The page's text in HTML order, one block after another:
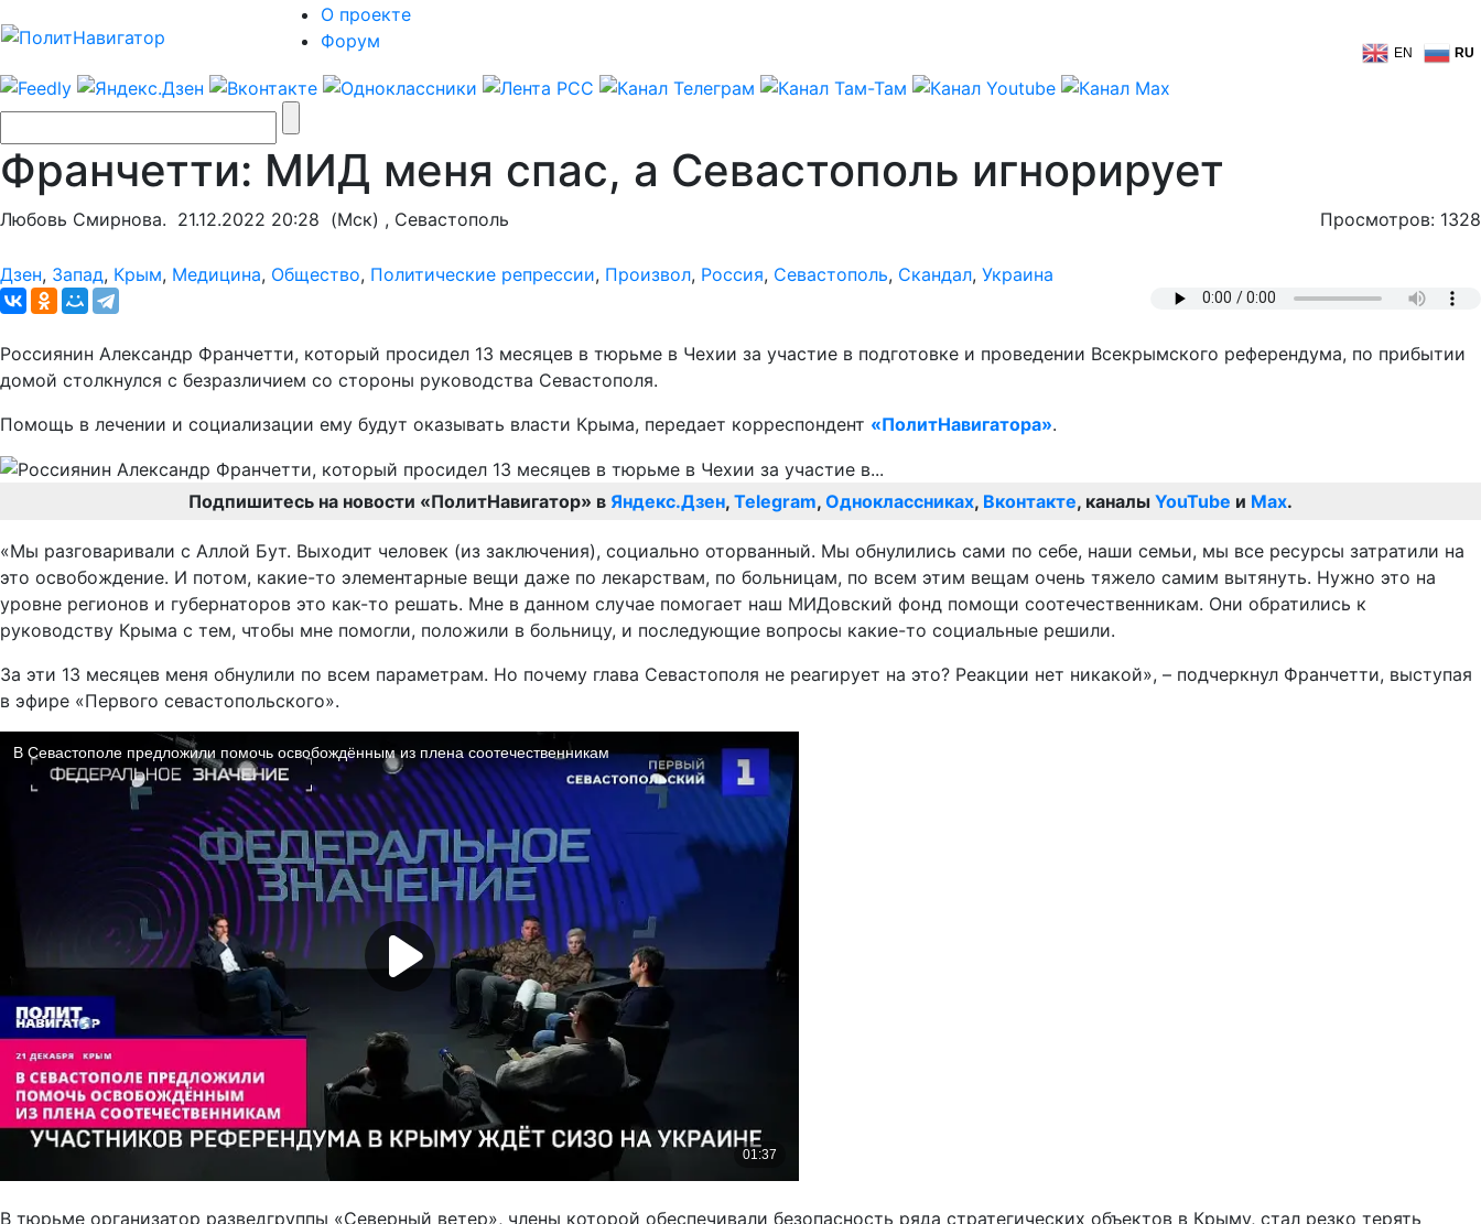
О проекте
Форум
EN RU
Франчетти: МИД меня спас, а Севастополь игнорирует
Любовь Смирнова. 21.12.2022 20:28 (Мск) , Севастополь Просмотров: 1328
Дзен, Запад, Крым, Медицина, Общество, Политические репрессии, Произвол, Россия, Севастополь, Скандал, Украина
Россиянин Александр Франчетти, который просидел 13 месяцев в тюрьме в Чехии за участие в подготовке и проведении Всекрымского референдума, по прибытии
домой столкнулся с безразличием со стороны руководства Севастополя.
Помощь в лечении и социализации ему будут оказывать власти Крыма, передает корреспондент «ПолитНавигатора».
Подпишитесь на новости «ПолитНавигатор» в Яндекс.Дзен, Telegram, Одноклассниках, Вконтакте, каналы YouTube и Max.
«Мы разговаривали с Аллой Бут. Выходит человек (из заключения), социально оторванный. Мы обнулились сами по себе, наши семьи, мы все ресурсы затратили на
это освобождение. И потом, какие-то элементарные вещи даже по лекарствам, по больницам, по всем этим вещам очень тяжело самим вытянуть. Нужно это на
уровне регионов и губернаторов это как-то решать. Мне в данном случае помогает наш МИДовский фонд помощи соотечественникам. Они обратились к
руководству Крыма с тем, чтобы мне помогли, положили в больницу, и последующие вопросы какие-то социальные решили.
За эти 13 месяцев меня обнулили по всем параметрам. Но почему глава Севастополя не реагирует на это? Реакции нет никакой», – подчеркнул Франчетти, выступая
в эфире «Первого севастопольского».
В тюрьме организатор разведгруппы «Северный ветер», члены которой обеспечивали безопасность ряда стратегических объектов в Крыму, стал резко терять